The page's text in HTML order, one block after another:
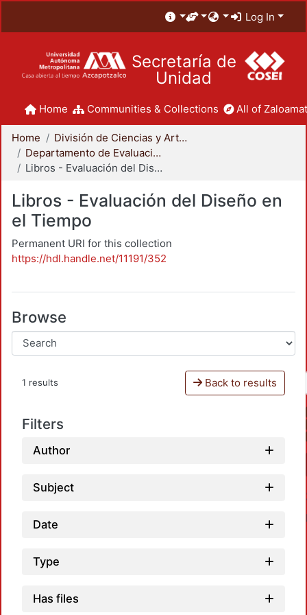
Log In
Secretaría de
Unidad
Home Communities & Collections All of
Home
División de Ciencias y Artes para el Diseño
Departamento de Evaluación del Diseño en el Tiempo
Libros - Evaluación del Diseño en el Tiempo
Libros - Evaluación del Diseño en
el Tiempo
Permanent URI for this collection
https://hdl.handle.net/11191/352
Browse
1 results Back to results
Filters
Author
Subject
Date
Type
Has files